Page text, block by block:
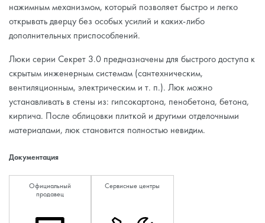
нажимным механизмом, который позволяет быстро и легко
открывать дверцу без особых усилий и каких-либо
дополнительных приспособлений.
Люки серии Секрет 3.0 предназначены для быстрого доступа к
скрытым инженерным системам (сантехническим,
вентиляционным, электрическим и т. п.). Люк можно
устанавливать в стены из: гипсокартона, пенобетона, бетона,
кирпича. После облицовки плиткой и другими отделочными
материалами, люк становится полностью невидим.
Документация
Официальный
продавец
Сервисные центры